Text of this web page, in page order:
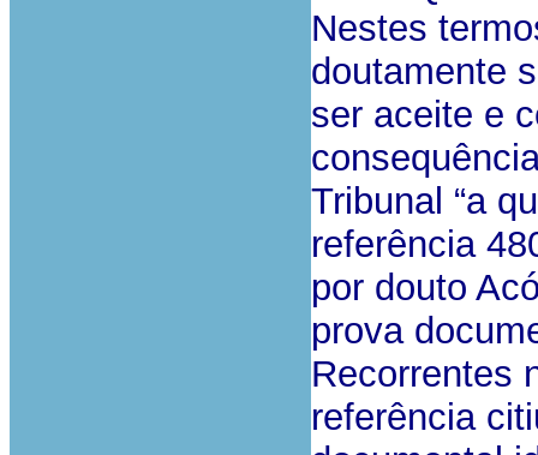
Nestes
doutamente
ser aceite e
Tribunal “a
referência
por douto
prova
Recorrentes
referência